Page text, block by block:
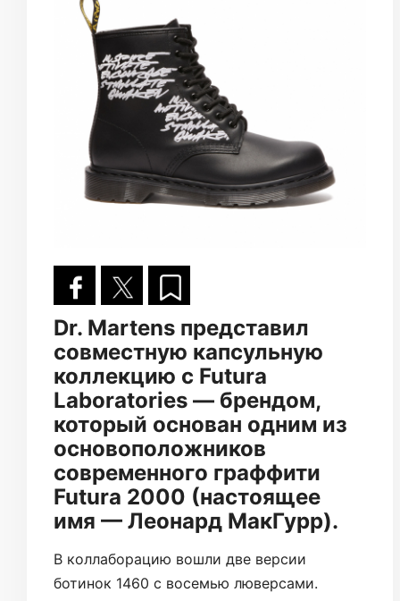
Dr. Martens представил
совместную капсульную
коллекцию с Futura
Laboratories — брендом,
который основан одним из
основоположников
современного граффити
Futura 2000 (настоящее
имя — Леонард МакГурр).
В коллаборацию вошли две версии
ботинок 1460 с восемью люверсами.